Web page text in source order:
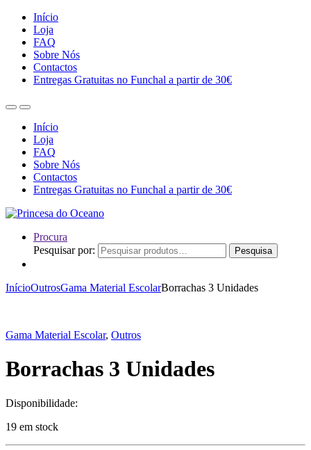
Início
Loja
FAQ
Sobre Nós
Contactos
Entregas Gratuitas no Funchal a partir de 30€
Início
Loja
FAQ
Sobre Nós
Contactos
Entregas Gratuitas no Funchal a partir de 30€
Procura
Pesquisar por:
Pesquisa
InícioOutrosGama Material EscolarBorrachas 3 Unidades
Gama Material Escolar, Outros
Borrachas 3 Unidades
Disponibilidade:
19 em stock